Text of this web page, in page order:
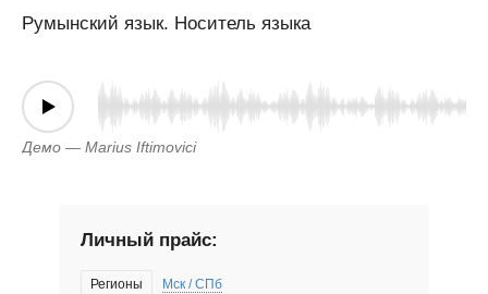
Румынский язык. Носитель языка
Демо — Marius Iftimovici
Личный прайс:
Регионы Мск / СПб